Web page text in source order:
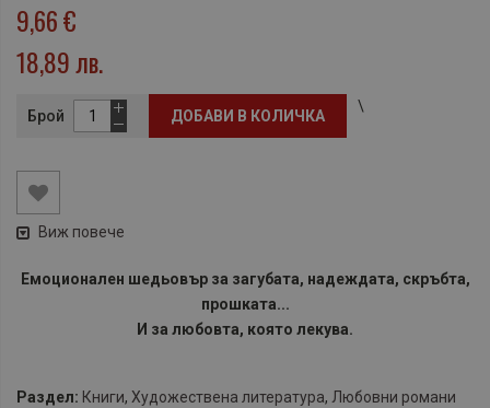
9,66 €
18,89 лв.
Брой ДОБАВИ В КОЛИЧКА
\
Виж повече
Емоционален шедьовър за загубата, надеждата, скръбта,
прошката...
И за любовта, която лекува.
Раздел: Книги, Художествена литература, Любовни романи